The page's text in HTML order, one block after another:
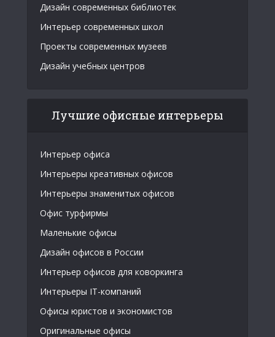
Дизайн современных библиотек
Интерьер современных школ
Проекты современных музеев
Дизайн учебных центров
Лучшие офисные интерьеры
Интерьер офиса
Интерьеры креативных офисов
Интерьеры знаменитых офисов
Офис турфирмы
Маленькие офисы
Дизайн офисов в России
Интерьер офисов для коворкинга
Интерьеры IT-компаний
Офисы юристов и экономистов
Оригинальные офисы